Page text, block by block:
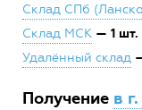
Склад СПб
Склад МСК — 1 шт.
Удалённый склад
Получение в